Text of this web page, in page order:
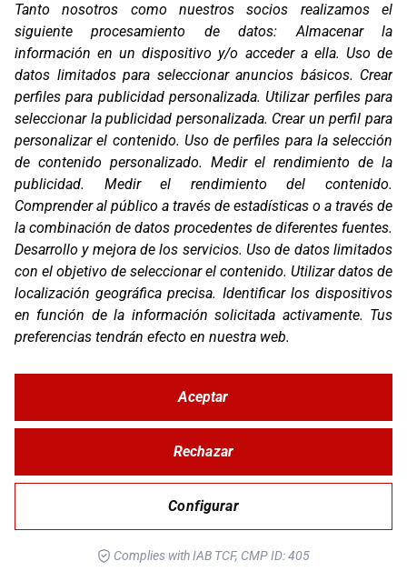
OS-BASE KTM 690 / HUSQ 701 / GG 700
OS-BASE YAMAHA TENERE 700
Tanto nosotros como nuestros socios realizamos el
siguiente procesamiento de datos:Almacenar la
información en un dispositivo y/o acceder a ella. Uso de
datos limitados para seleccionar anuncios básicos. Crear
perfiles para publicidad personalizada.Utilizar perfiles para
seleccionar la publicidad personalizada. Crear un perfil para
personalizar el contenido. Uso de perfiles para la selección
de contenido personalizado. Medir el rendimiento de la
publicidad. Medir el rendimiento del contenido.
Comprender al público a través de estadísticas o a través de
la combinación de datos procedentes de diferentes fuentes.
Desarrollo y mejora de los servicios.Uso de datos limitados
con el objetivo de seleccionar el contenido. Utilizar datos de
localización geográfica precisa. Identificar los dispositivos
en función de la información solicitada activamente. Tus
preferencias tendrán efecto en nuestra web.
Configurar
Rechazar
Aceptar
Complies with IAB TCF, CMP ID: 405